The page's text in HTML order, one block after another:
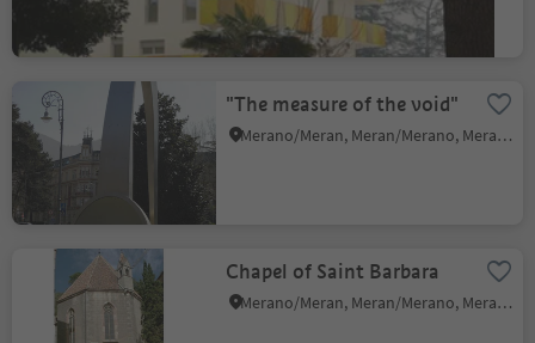
"The measure of the void"
Merano/Meran, Meran/Merano, Meran/Merano and environs
Chapel of Saint Barbara
Merano/Meran, Meran/Merano, Meran/Merano and environs